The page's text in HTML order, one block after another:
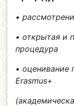
•
• открытая и
процедура
•
Erasmus+